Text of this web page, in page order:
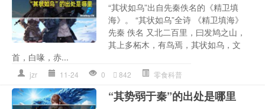
“其状如乌”出自先秦佚名的《精卫填
海》。 “其状如乌”全诗 《精卫填海》
先秦 佚名 又北二百里，曰发鸠之山，
其上多柘木，有鸟焉，其状如乌，文
首，白喙，赤...
jzr 11-24 0 842 零食科普
“其势弱于秦”的出处是哪里